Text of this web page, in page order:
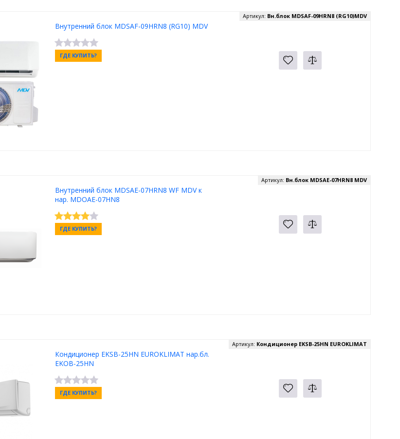
Внутренний блок MDSAF-09HRN8 (RG10) MDV
Артикул: Вн.блок MDSAF-09HRN8 (RG10)MDV
ГДЕ КУПИТЬ?
Внутренний блок MDSAE-07HRN8 WF MDV к
нар. MDOAE-07HN8
Артикул: Вн.блок MDSAE-07HRN8 MDV
ГДЕ КУПИТЬ?
Кондиционер EKSB-25HN EUROKLIMAT нар.бл.
EKOB-25HN
Артикул: Кондиционер EKSB-25HN EUROKLIMAT
ГДЕ КУПИТЬ?